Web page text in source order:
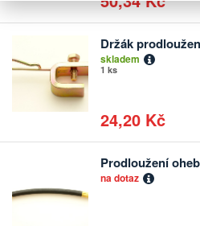
Držák
skladem
1 ks
24,20 Kč
Počet
kusů
Prodloužení
na dotaz Počet
kusů